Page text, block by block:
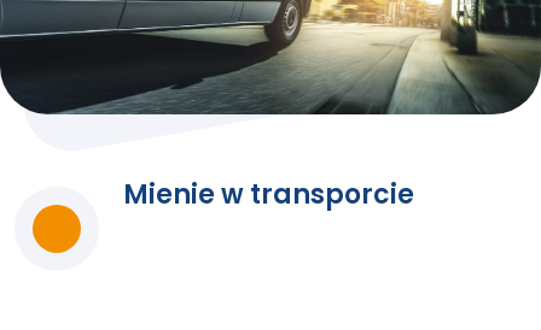
Mienie w transporcie